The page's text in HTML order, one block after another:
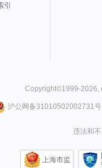
引
Copyright©1999-2026,
沪公网备31010502002731号
违法和
上海市监